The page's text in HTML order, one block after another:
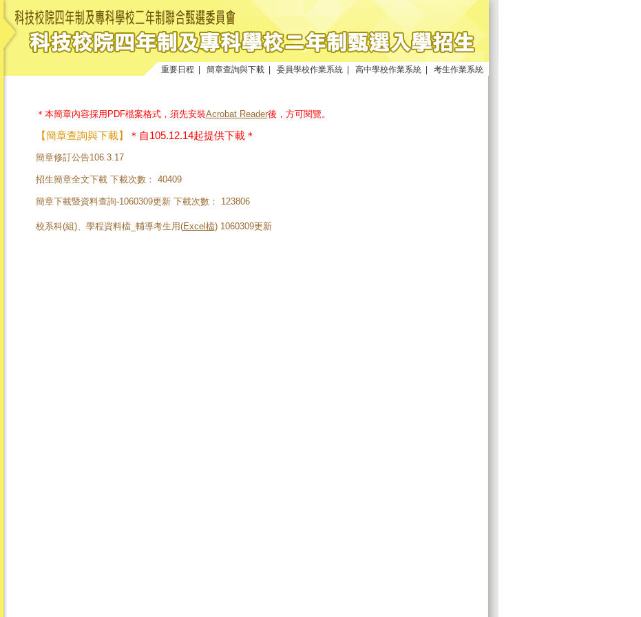
重要日程 簡章查詢與下載 委員學校作業系統 高中學校作業系統 考生作業系統
＊本簡章內容採用PDF檔案格式，須先安裝Acrobat Reader後，方可閱覽。
【簡章查詢與下載】 ＊自105.12.14起提供下載＊
簡章修訂公告106.3.17
招生簡章全文下載 下載次數： 40409
簡章下載暨資料查詢-1060309更新 下載次數： 123806
校系科(組)、學程資料檔_輔導考生用(Excel檔) 1060309更新